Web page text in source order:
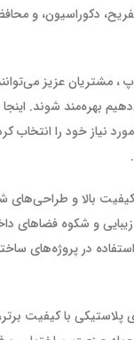
دکوراسیون، و
، مشتریان عزیز
بهره‌مند شوند.
نیاز خود را انتخاب
کیفیت بالا و طراحی‌های
و شکوه فضاهای
در پروژه‌های
با کیفیت